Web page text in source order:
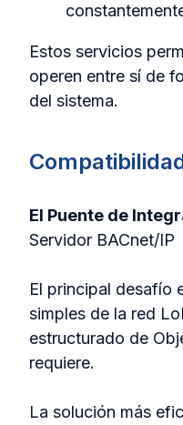
Estos servicios
operen entre sí de
del sistema.
El Puente de
Servidor BACnet/IP
El principal desafío
simples de la red
estructurado de
requiere.
La solución más